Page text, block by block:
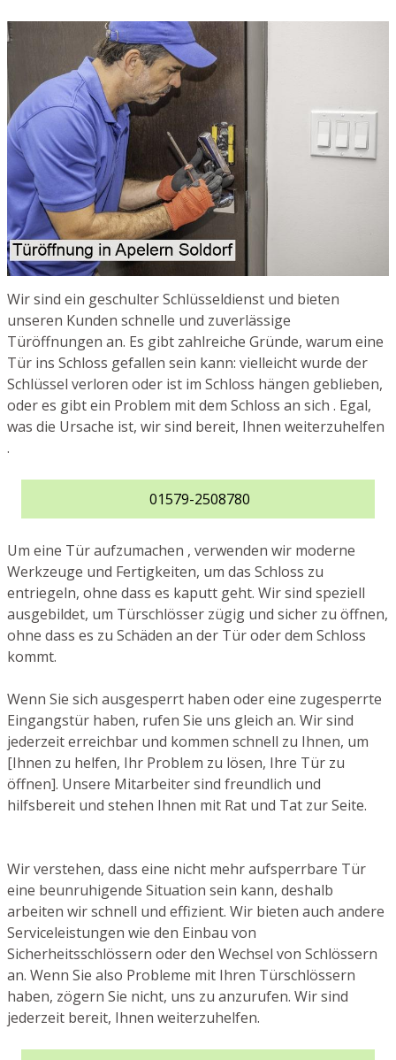
Wir sind ein geschulter Schlüsseldienst und bieten
unseren Kunden schnelle und zuverlässige
Türöffnungen an. Es gibt zahlreiche Gründe, warum eine
Tür ins Schloss gefallen sein kann: vielleicht wurde der
Schlüssel verloren oder ist im Schloss hängen geblieben,
oder es gibt ein Problem mit dem Schloss an sich . Egal,
was die Ursache ist, wir sind bereit, Ihnen weiterzuhelfen
.
01579-2508780
Um eine Tür aufzumachen , verwenden wir moderne
Werkzeuge und Fertigkeiten, um das Schloss zu
entriegeln, ohne dass es kaputt geht. Wir sind speziell
ausgebildet, um Türschlösser zügig und sicher zu öffnen,
ohne dass es zu Schäden an der Tür oder dem Schloss
kommt.
Wenn Sie sich ausgesperrt haben oder eine zugesperrte
Eingangstür haben, rufen Sie uns gleich an. Wir sind
jederzeit erreichbar und kommen schnell zu Ihnen, um
[Ihnen zu helfen, Ihr Problem zu lösen, Ihre Tür zu
öffnen]. Unsere Mitarbeiter sind freundlich und
hilfsbereit und stehen Ihnen mit Rat und Tat zur Seite.
Wir verstehen, dass eine nicht mehr aufsperrbare Tür
eine beunruhigende Situation sein kann, deshalb
arbeiten wir schnell und effizient. Wir bieten auch andere
Serviceleistungen wie den Einbau von
Sicherheitsschlössern oder den Wechsel von Schlössern
an. Wenn Sie also Probleme mit Ihren Türschlössern
haben, zögern Sie nicht, uns zu anzurufen. Wir sind
jederzeit bereit, Ihnen weiterzuhelfen.